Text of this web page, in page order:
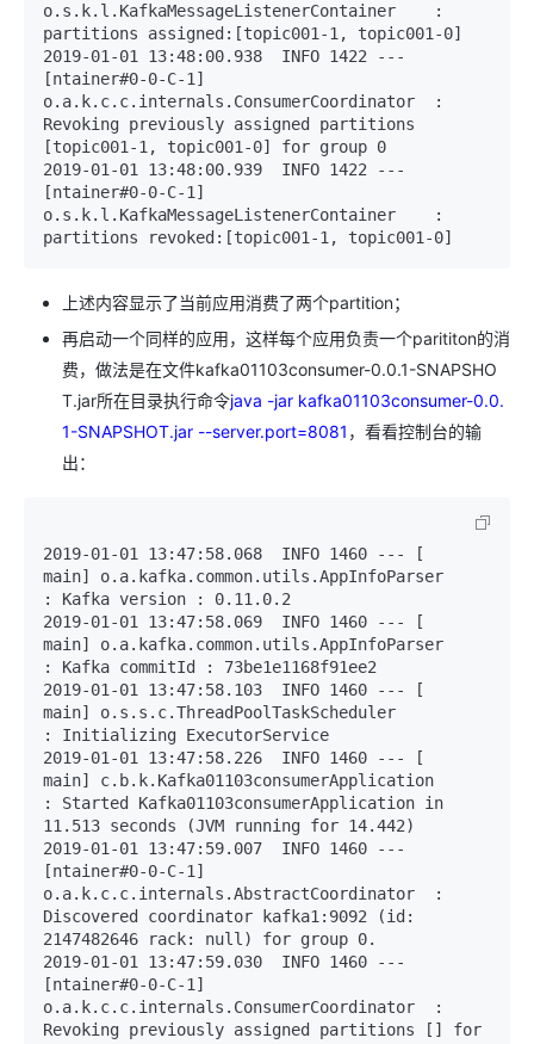
o.s.k.l.KafkaMessageListenerContainer    :
partitions assigned:[topic001-1, topic001-0]
2019-01-01 13:48:00.938  INFO 1422 ---
[ntainer#0-0-C-1]
o.a.k.c.c.internals.ConsumerCoordinator  :
Revoking previously assigned partitions
[topic001-1, topic001-0] for group 0
2019-01-01 13:48:00.939  INFO 1422 ---
[ntainer#0-0-C-1]
o.s.k.l.KafkaMessageListenerContainer    :
partitions revoked:[topic001-1, topic001-0]
上述内容显示了当前应用消费了两个partition；
再启动一个同样的应用，这样每个应用负责一个parititon的消
费，做法是在文件kafka01103consumer-0.0.1-SNAPSHO
T.jar所在目录执行命令java -jar kafka01103consumer-0.0.
1-SNAPSHOT.jar --server.port=8081 ，看看控制台的输
出：
2019-01-01 13:47:58.068  INFO 1460 --- [
main] o.a.kafka.common.utils.AppInfoParser
: Kafka version : 0.11.0.2
2019-01-01 13:47:58.069  INFO 1460 --- [
main] o.a.kafka.common.utils.AppInfoParser
: Kafka commitId : 73be1e1168f91ee2
2019-01-01 13:47:58.103  INFO 1460 --- [
main] o.s.s.c.ThreadPoolTaskScheduler
: Initializing ExecutorService
2019-01-01 13:47:58.226  INFO 1460 --- [
main] c.b.k.Kafka01103consumerApplication
: Started Kafka01103consumerApplication in
11.513 seconds (JVM running for 14.442)
2019-01-01 13:47:59.007  INFO 1460 ---
[ntainer#0-0-C-1]
o.a.k.c.c.internals.AbstractCoordinator  :
Discovered coordinator kafka1:9092 (id:
2147482646 rack: null) for group 0.
2019-01-01 13:47:59.030  INFO 1460 ---
[ntainer#0-0-C-1]
o.a.k.c.c.internals.ConsumerCoordinator  :
Revoking previously assigned partitions [] for